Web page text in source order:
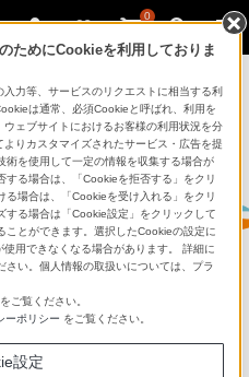
0
チャー mocopi（モコピ）
for Unityをオー
開を開始しました
ためにCookieを利用しておりま
力等、サービスのリクエストに相当する利
は通常、必須Cookieと呼ばれ、利用を
ェブサイトにおけるお客様の利用状況を分
りカスタマイズされたサービス・広告を提
を使用して一定の情報を収集する場合が
る場合は、「Cookieを拒否する」をクリ
場合は、「Cookieを受け入れる」をクリ
する場合は「Cookie設定」をクリックして
ことができます。選択したCookieの設定に
用できなくなる場合があります。 詳細に
い。個人情報の取扱いについては、プラ
をご覧ください。
ーポリシー をご覧ください。
設定